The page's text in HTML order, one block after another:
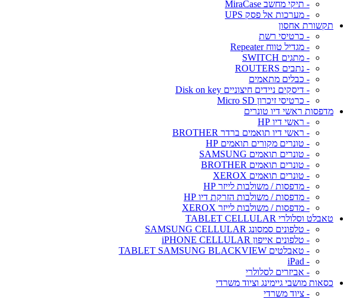
- תיקי מחשב MiraCase
- מערכות אל פסק UPS
תקשורת אחסון
- כרטיסי רשת
- מגדיל טווח Repeater
- מתגים SWITCH
- נתבים ROUTERS
- כבלים מתאמים
- דיסקים ניידים חיצוניים Disk on key
- כרטיסי זיכרון Micro SD
מדפסות ראשי דיו טונרים
- ראשי דיו HP
- ראשי דיו תואמים ברדר BROTHER
- טונרים מקורים תואמים HP
- טונרים תואמים SAMSUNG
- טונרים תואמים BROTHER
- טונרים תואמים XEROX
- מדפסות / משולבות לייזר HP
- מדפסות / משולבות הזרקת דיו HP
- מדפסות / משולבות לייזר XEROX
טאבלט וסלולרי TABLET CELLULAR
- טלפונים סמסונג SAMSUNG CELLULAR
- טלפונים אייפון iPHONE CELLULAR
- טאבלטים TABLET SAMSUNG BLACKVIEW
- iPad
- אביזרים לסלולרי
כסאות מושבי גיימינג וציוד משרדי
- ציוד משרדי